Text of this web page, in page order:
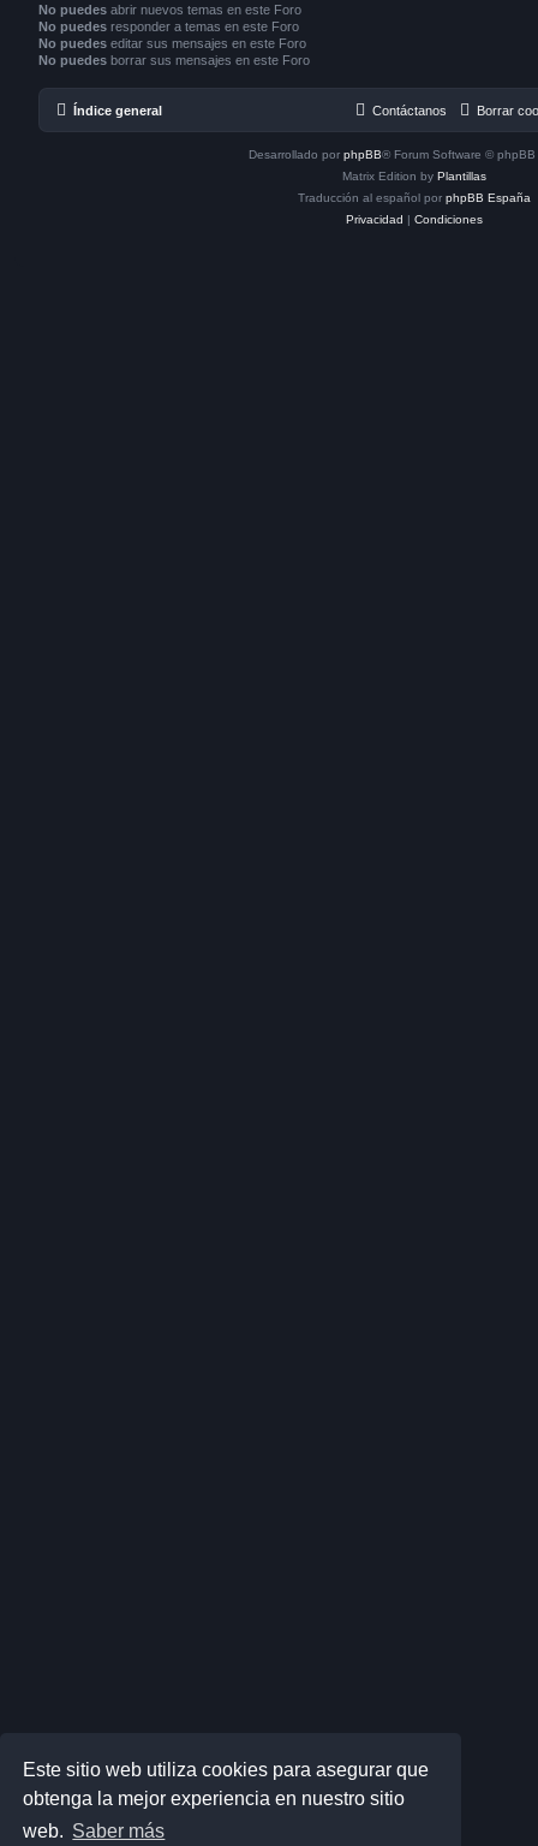
Este sitio web utiliza cookies para asegurar que
obtenga la mejor experiencia en nuestro sitio
web. Saber más
No puedes abrir nuevos temas en este Foro
No puedes responder a temas en este Foro
No puedes editar sus mensajes en este Foro
No puedes borrar sus mensajes en este Foro
Índice general Borrar
Contáctanos
Desarrollado por phpBB® Forum Software © phpBB
Matrix Edition by Plantillas
Traducción al español por phpBB España
Privacidad
Condiciones